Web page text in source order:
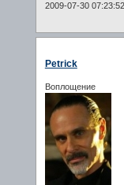
2009-07-30 07:23:52
Petrick
Воплощение